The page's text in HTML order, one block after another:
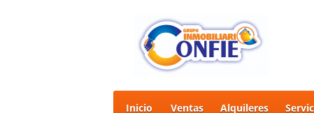
Inicio Ventas Alquileres